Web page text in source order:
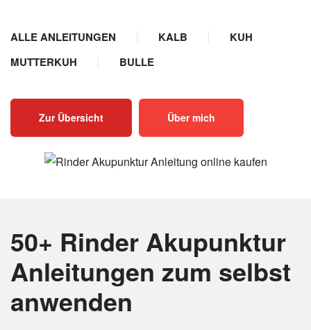
ALLE ANLEITUNGEN KALB
KUH
MUTTERKUH
BULLE
Zur Übersicht Über mich
50+ Rinder Akupunktur
Anleitungen zum selbst
anwenden